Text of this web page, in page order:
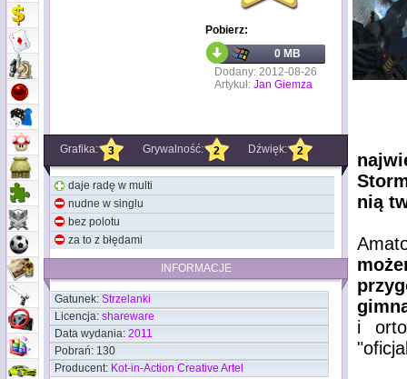
Pobierz:
0 MB
Dodany: 2012-08-26
Artykuł: Jan Giemza
Grafika: 3 Grywalność: 2 Dźwięk: 2
daje radę w multi
nudne w singlu
bez polotu
za to z błędami
INFORMACJE
Gatunek: Strzelanki
Licencja: shareware
Data wydania: 2011
Pobrań: 130
Producent: Kot-in-Action Creative Artel
nią
i